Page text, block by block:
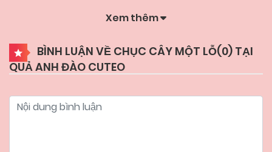
05/06/2025
Chapter 7 05/06/2025
Chapter 6 05/06/2025
Xem thêm
BÌNH LUẬN VỀ CHỤC CÂY MỘT LỖ(0) TẠI
QUẢ ANH ĐÀO CUTEO